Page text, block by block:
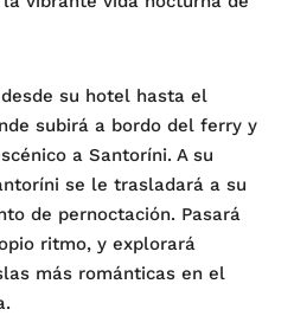
su hotel hasta el
subirá a bordo del ferry y
a Santoríni. A su
se le trasladará a su
de pernoctación. Pasará
ritmo, y explorará
más románticas en el